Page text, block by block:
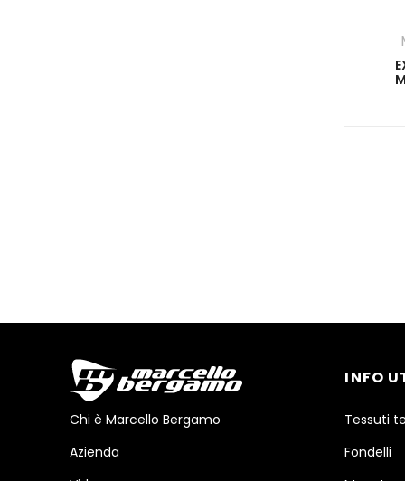
Chi è Marcello Bergamo
Azienda
INFO
Tessuti
Fondelli